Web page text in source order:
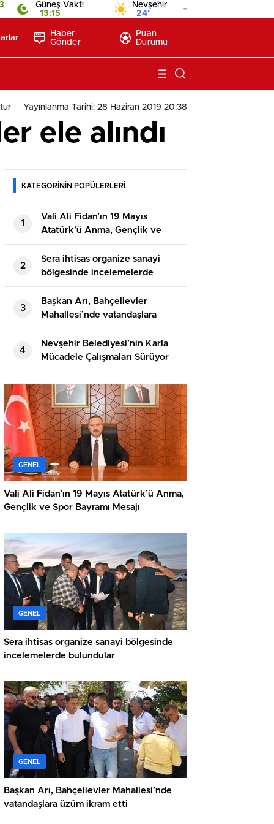
Güneş Vakti
13:15
Nevşehir
24°
Haber
Gönder
Puan
Durumu
Yayınlanma Tarihi: 28 Haziran 2019 20:38
ele alındı
KATEGORİNİN POPÜLERLERİ
1
Vali Ali Fidan’ın 19 Mayıs
Atatürk’ü Anma, Gençlik ve
Spor Bayramı Mesajı
2
Sera ihtisas organize sanayi
bölgesinde incelemelerde
bulundular
3
Başkan Arı, Bahçelievler
Mahallesi’nde vatandaşlara
üzüm ikram etti
4
Nevşehir Belediyesi’nin Karla
Mücadele Çalışmaları Sürüyor
GENEL
Vali Ali Fidan’ın 19 Mayıs Atatürk’ü Anma,
Gençlik ve Spor Bayramı Mesajı
GENEL
Sera ihtisas organize sanayi bölgesinde
incelemelerde bulundular
GENEL
Başkan Arı, Bahçelievler Mahallesi’nde
vatandaşlara üzüm ikram etti